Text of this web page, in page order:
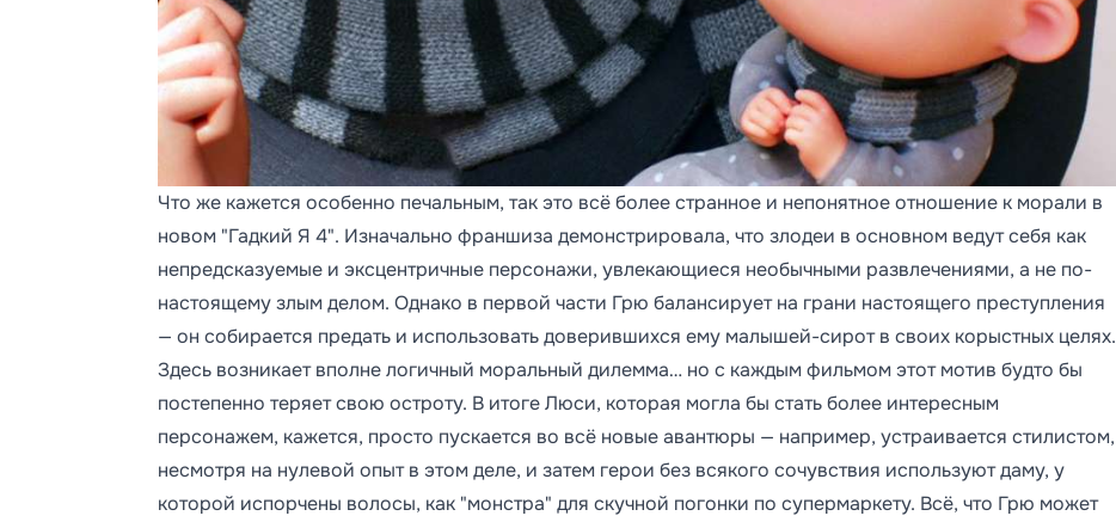
Что же кажется особенно печальным, так это всё более странное и непонятное отношение к морали в
новом "Гадкий Я 4". Изначально франшиза демонстрировала, что злодеи в основном ведут себя как
непредсказуемые и эксцентричные персонажи, увлекающиеся необычными развлечениями, а не по-
настоящему злым делом. Однако в первой части Грю балансирует на грани настоящего преступления
— он собирается предать и использовать доверившихся ему малышей-сирот в своих корыстных целях.
Здесь возникает вполне логичный моральный дилемма… но с каждым фильмом этот мотив будто бы
постепенно теряет свою остроту. В итоге Люси, которая могла бы стать более интересным
персонажем, кажется, просто пускается во всё новые авантюры — например, устраивается стилистом,
несмотря на нулевой опыт в этом деле, и затем герои без всякого сочувствия используют даму, у
которой испорчены волосы, как "монстра" для скучной погонки по супермаркету. Всё, что Грю может